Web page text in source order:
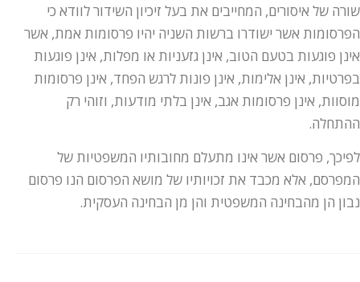
שורה של איסורים, המחייבים את בעל זיכיון השידור לוודא כי
הפרסומות אשר ישודרו ברשות השניה יהיו פרסומות אמת, אשר
אינן פוגעות בטעם הטוב, אינן גזעניות או מפלות, אינן פוגעות
בפרטיות, אינן אלימות, אינן פונות לרגש הפחד, אינן פרסומות
מוסוות, אינן פרסומות אגב, אינן בלתי מודעות, וזוהי רק
ההתחלה.
לפיכך, פרסום אשר אינו מתעלם מחובותיו המשפטיות של
המפרסם, אלא מכבד את זכויותיו של מושא הפרסום הנו פרסום
נבון הן מהבחינה המשפטית והן מן הבחינה העסקית.